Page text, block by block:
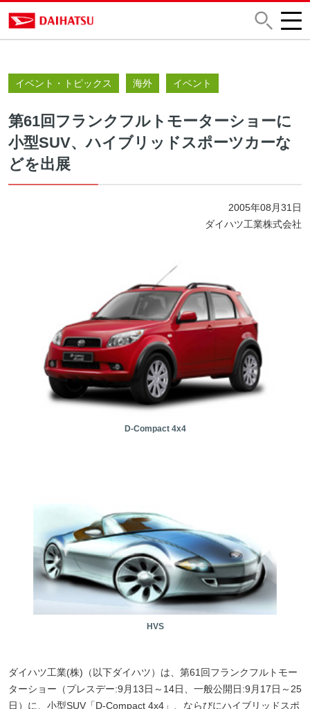
イベント・トピックス 海外 イベント
第61回フランクフルトモーターショーに
小型SUV、ハイブリッドスポーツカーな
どを出展
2005年08月31日
ダイハツ工業株式会社
D-Compact 4x4
HVS
ダイハツ工業(株)（以下ダイハツ）は、第61回フランクフルトモー
ターショー（プレスデー:9月13日～14日、一般公開日:9月17日～25
日）に、小型SUV「D-Compact 4x4」、ならびにハイブリッドスポ